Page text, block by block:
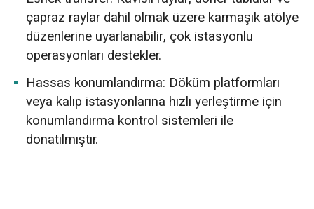
çapraz raylar dahil olmak üzere karmaşık atölye
düzenlerine uyarlanabilir, çok istasyonlu
operasyonları destekler.
Hassas konumlandırma: Döküm platformları
veya kalıp istasyonlarına hızlı yerleştirme için
konumlandırma kontrol sistemleri ile
donatılmıştır.